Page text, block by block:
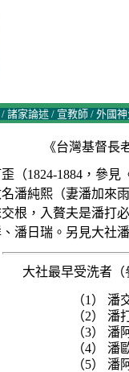
/ 諸家論述 / 宣教師 / 外國
《台灣基督長
（1824-1884，參見
潘純熙（妻潘加來
根，入贅夫是潘打
、潘日瑞。另見大社
大社最早受洗者
（1）
（2）
（3）
（4）
（5）